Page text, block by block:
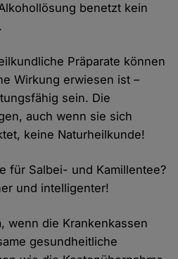
benetzt kein
Präparate können
Wirkung erwiesen ist –
sein. Die
auch wenn sie sich
keine Naturheilkunde!
für Salbei- und Kamillentee?
und intelligenter!
wenn die Krankenkassen
gesundheitliche